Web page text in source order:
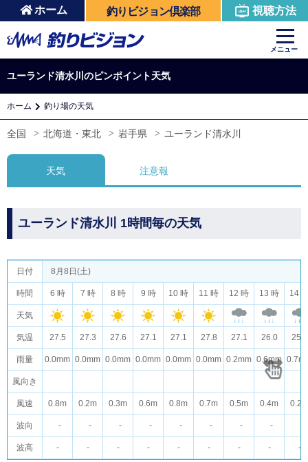
ホーム 釣りビジョン倶楽部 視聴方法
メニュー
ユーランド清水川のピンポイント天気
ホーム 釣り場の天気
全国 北海道・東北 岩手県 ユーランド清水川
天気 注意報
ユーランド清水川 1時間毎の天気
日付
時間
天気
気温
雨量
風向き
風速
波向
波高
8月8日(土)
6 時 7 時 8 時 9 時 10 時 11 時 12 時 13 時 14
27.5 27.3 27.6 27.1 27.1 27.8 27.1 26.0 25.8
0.0mm 0.0mm 0.0mm 0.0mm 0.0mm 0.0mm 0.2mm 0.6mm
0.8m 0.2m 0.3m 0.6m 0.8m 0.7m 0.5m 0.4m 0.2m
- - - - - - - -
- - - - - - - - -